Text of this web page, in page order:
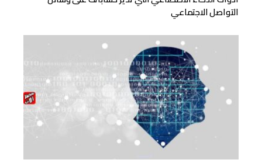
التواصل الاجتماعي